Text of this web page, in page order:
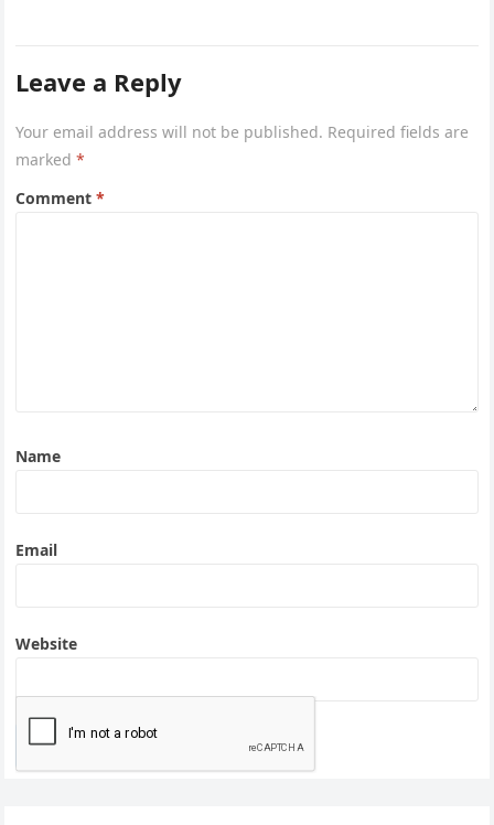
Leave a Reply
Your email address will not be published. Required fields are
marked*
Comment*
Name
Email
Website